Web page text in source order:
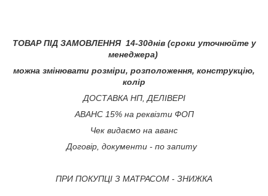
ТОВАР ПІД ЗАМОВЛЕННЯ 14-30днів (сроки уточнюйте у
менеджера)
можна змінювати розміри, розположення, конструкцію,
колір
ДОСТАВКА НП, ДЕЛІВЕРІ
АВАНС 15% на реквізти ФОП
Чек видаємо на аванс
Договір, документи - по запиту
ПРИ ПОКУПЦІ З МАТРАСОМ - ЗНИЖКА